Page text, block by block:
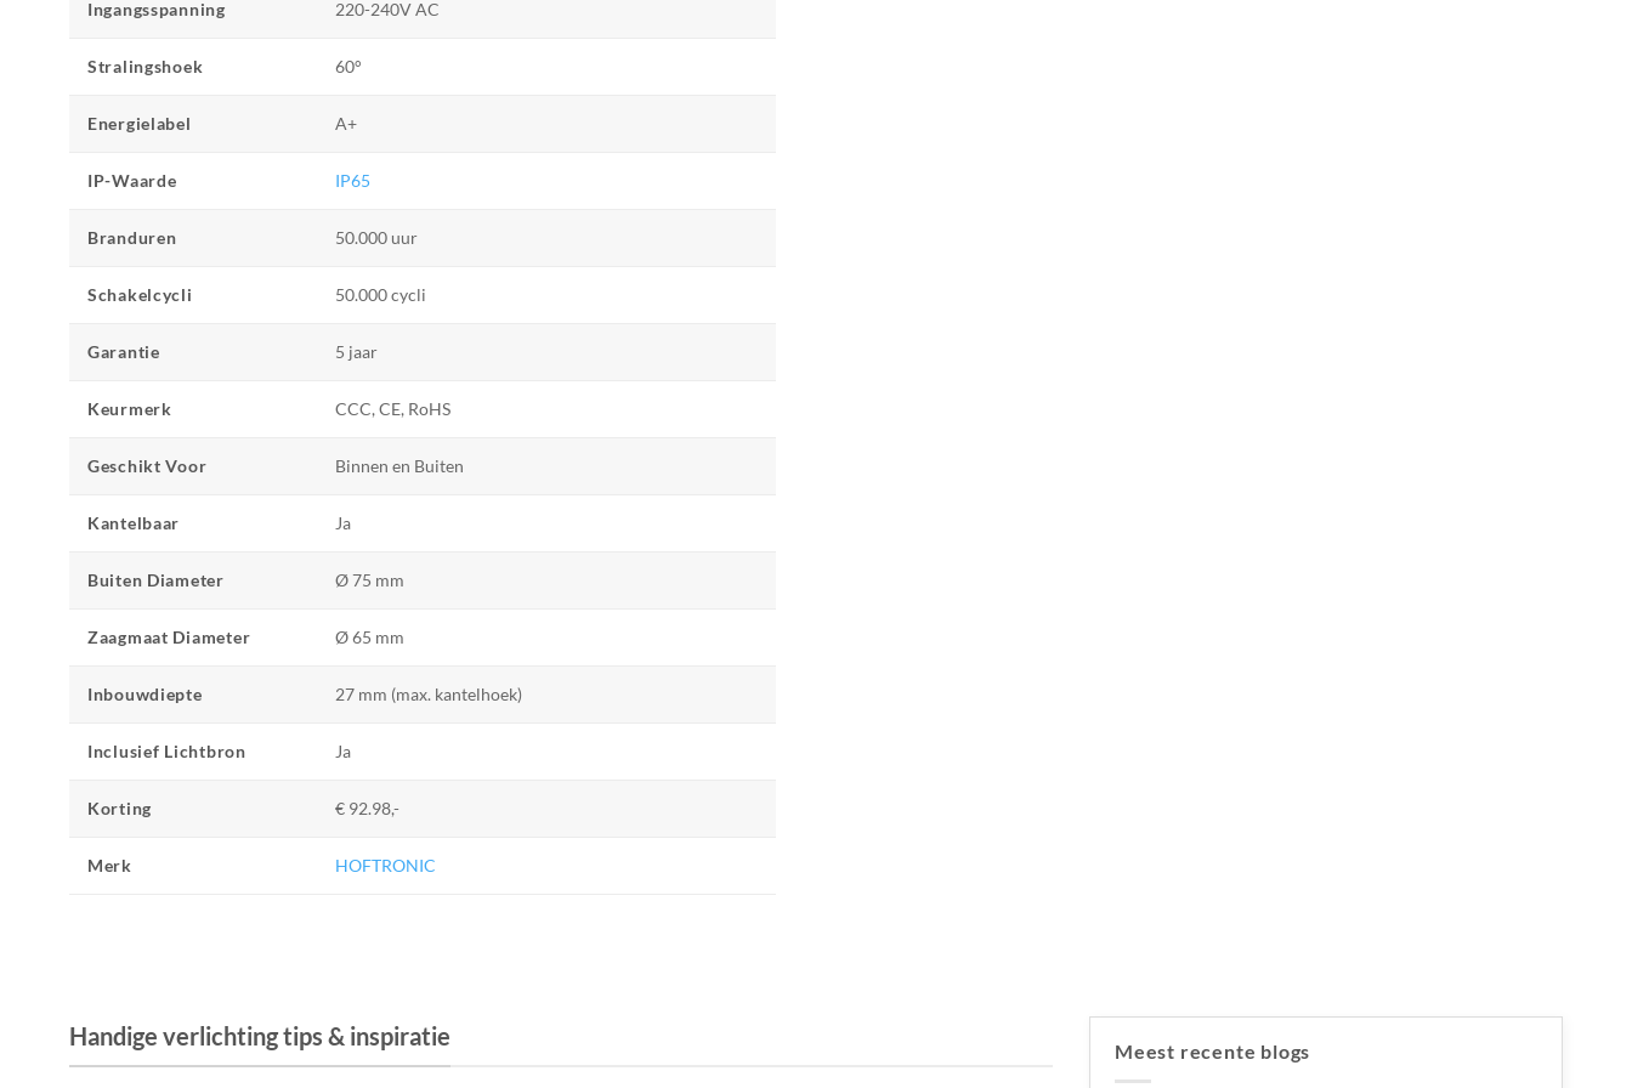
Ingangsspanning 220-240V AC
Stralingshoek 60°
Energielabel A+
IP-Waarde IP65
Branduren 50.000 uur
Schakelcycli 50.000 cycli
Garantie 5 jaar
Keurmerk CCC, CE, RoHS
Geschikt Voor Binnen en Buiten
Kantelbaar Ja
Buiten Diameter Ø 75 mm
Zaagmaat Diameter Ø 65 mm
Inbouwdiepte 27 mm (max. kantelhoek)
Inclusief Lichtbron Ja
Korting € 92.98,-
Merk HOFTRONIC
Handige verlichting tips & inspiratie
Meest recente blogs